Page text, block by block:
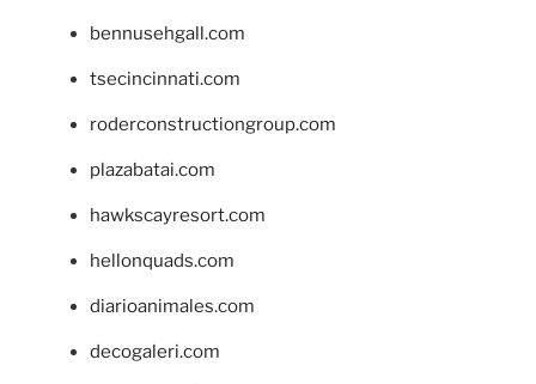
bennusehgall.com
tsecincinnati.com
roderconstructiongroup.com
plazabatai.com
hawkscayresort.com
hellonquads.com
diarioanimales.com
decogaleri.com